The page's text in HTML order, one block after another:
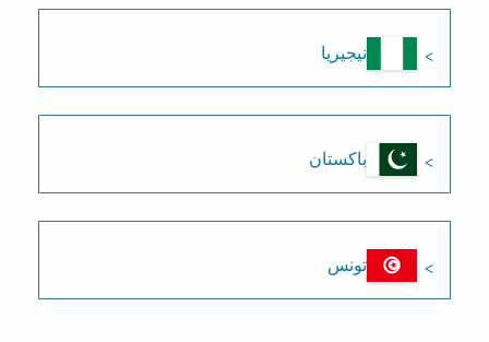
نيجيريا
باكستان
تونس